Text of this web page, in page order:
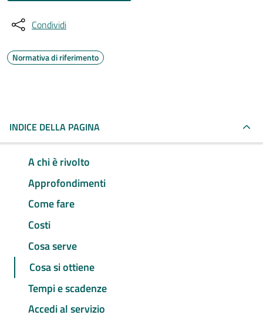
Condividi
Normativa di riferimento
INDICE DELLA PAGINA
A chi è rivolto
Approfondimenti
Come fare
Costi
Cosa serve
Cosa si ottiene
Tempi e scadenze
Accedi al servizio